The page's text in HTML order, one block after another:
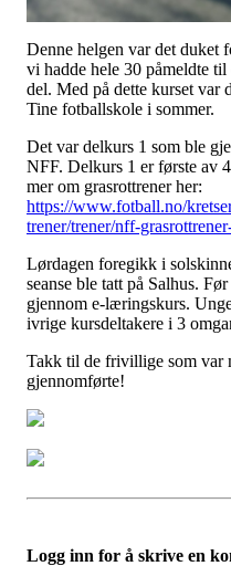
Denne helgen var det duket
vi hadde hele 30 påmeldte
del. Med på dette kurset var
Tine fotballskole i sommer.
Det var delkurs 1 som ble
NFF. Delkurs 1 er første av
mer om grasrottrener her:
https://www.fotball.no/
trener/trener/nff-
Lørdagen foregikk i
seanse ble tatt på Salhus.
gjennom e-læringskurs.
ivrige kursdeltakere i 3
Takk til de frivillige som var
gjennomførte!
Logg inn for å skrive en